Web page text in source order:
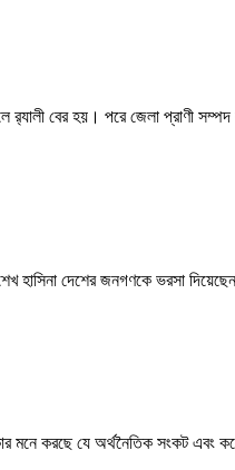
র‌্যালী বের হয়। পরে জেলা প্রাণী
হাসিনা দেশের জনগণকে ভরসা
মনে করছে যে অর্থনৈতিক সংকট এবং